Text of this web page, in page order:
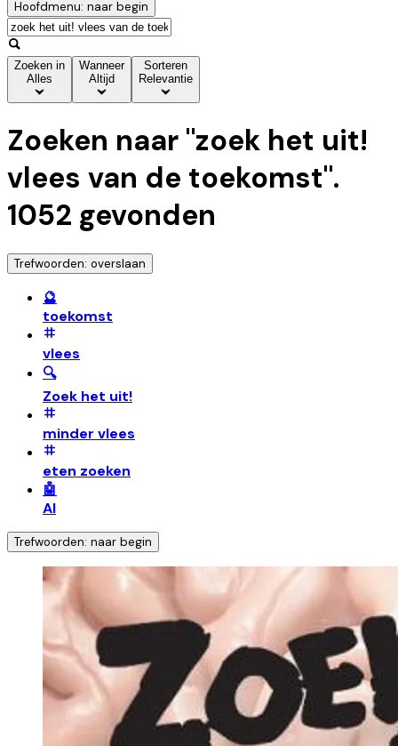
Hoofdmenu: naar begin
Zoeken in
Alles
Wanneer
Altijd
Sorteren
Relevantie
Zoeken naar "zoek het uit!
vlees van de toekomst".
1052 gevonden
Trefwoorden: overslaan
🔮
toekomst
vlees
🔍
Zoek het uit!
minder vlees
eten zoeken
🤖
AI
Trefwoorden: naar begin